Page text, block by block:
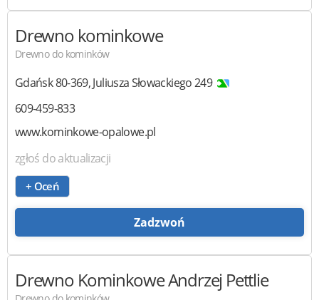
Drewno kominkowe
Drewno do kominków
Gdańsk80-369,Juliusza Słowackiego 249
609-459-833
www.kominkowe-opalowe.pl
zgłoś do aktualizacji
+ Oceń
Zadzwoń
Drewno KominkoweAndrzej Pettlie